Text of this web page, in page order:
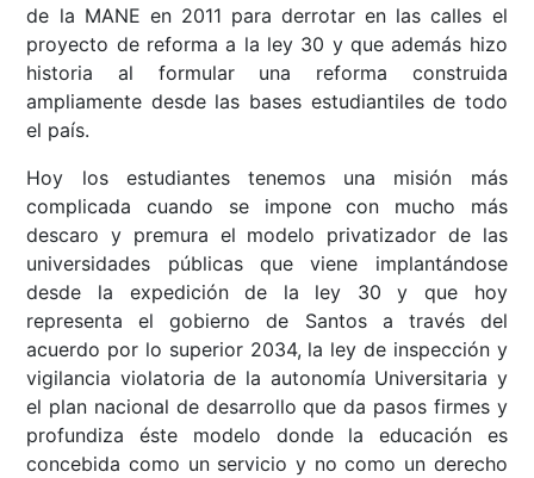
de la MANE en 2011 para derrotar en las calles el
proyecto de reforma a la ley 30 y que además hizo
historia al formular una reforma construida
ampliamente desde las bases estudiantiles de todo
el país.
Hoy los estudiantes tenemos una misión más
complicada cuando se impone con mucho más
descaro y premura el modelo privatizador de las
universidades públicas que viene implantándose
desde la expedición de la ley 30 y que hoy
representa el gobierno de Santos a través del
acuerdo por lo superior 2034, la ley de inspección y
vigilancia violatoria de la autonomía Universitaria y
el plan nacional de desarrollo que da pasos firmes y
profundiza éste modelo donde la educación es
concebida como un servicio y no como un derecho